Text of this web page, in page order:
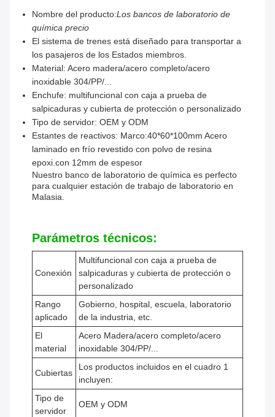
Nombre del producto:Los bancos de laboratorio de
química precio
El sistema de trenes está diseñado para transportar a
los pasajeros de los Estados miembros.
Material: Acero madera/acero completo/acero
inoxidable 304/PP/...
Enchufe: multifuncional con caja a prueba de
salpicaduras y cubierta de protección o personalizado
Tipo de servidor: OEM y ODM
Estantes de reactivos: Marco:40*60*100mm Acero
laminado en frío revestido con polvo de resina
epoxi.con 12mm de espesor
Nuestro banco de laboratorio de química es perfecto
para cualquier estación de trabajo de laboratorio en
Malasia.
Parámetros técnicos:
Conexión
Multifuncional con caja a prueba de
salpicaduras y cubierta de protección o
personalizado
Rango
aplicado
Gobierno, hospital, escuela, laboratorio
de la industria, etc.
El
material
Acero Madera/acero completo/acero
inoxidable 304/PP/...
Cubiertas
Los productos incluidos en el cuadro 1
incluyen:
Tipo de
servidor
OEM y ODM